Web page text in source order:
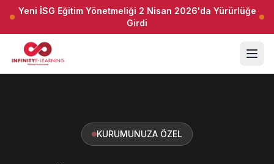
Yeni İSG Eğitim Yönetmeliği 2 Nisan 2026'da Yürürlüğe
Girdi
KURUMUNUZA ÖZEL